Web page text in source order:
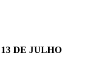
DE JULHO